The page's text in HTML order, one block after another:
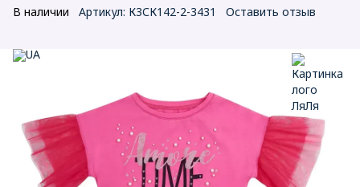
В наличии Артикул: К3СК142-2-3431 Оставить отзыв